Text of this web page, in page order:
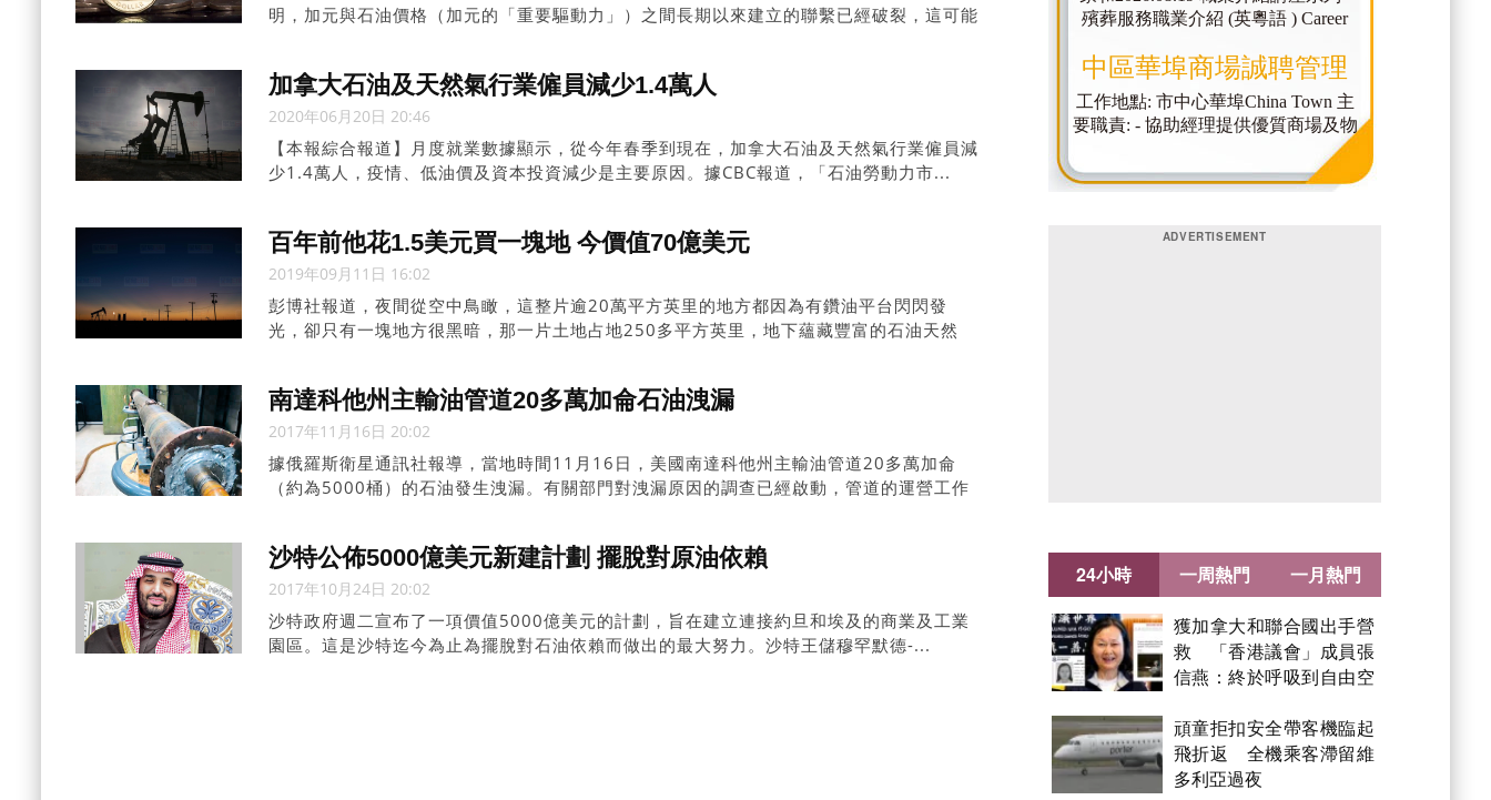
明，加元與石油價格（加元的「重要驅動力」）之間長期以來建立的聯繫已經破裂，這可能
加拿大石油及天然氣行業僱員減少1.4萬人
2020年06月20日 20:46
【本報綜合報道】月度就業數據顯示，從今年春季到現在，加拿大石油及天然氣行業僱員減
少1.4萬人，疫情、低油價及資本投資減少是主要原因。據CBC報道，「石油勞動力市...
百年前他花1.5美元買一塊地 今價值70億美元
2019年09月11日 16:02
彭博社報道，夜間從空中鳥瞰，這整片逾20萬平方英里的地方都因為有鑽油平台閃閃發
光，卻只有一塊地方很黑暗，那一片土地占地250多平方英里，地下蘊藏豐富的石油天然
南達科他州主輸油管道20多萬加侖石油洩漏
2017年11月16日 20:02
據俄羅斯衛星通訊社報導，當地時間11月16日，美國南達科他州主輸油管道20多萬加侖
（約為5000桶）的石油發生洩漏。有關部門對洩漏原因的調查已經啟動，管道的運營工作
沙特公佈5000億美元新建計劃 擺脫對原油依賴
2017年10月24日 20:02
沙特政府週二宣布了一項價值5000億美元的計劃，旨在建立連接約旦和埃及的商業及工業
園區。這是沙特迄今為止為擺脫對石油依賴而做出的最大努力。沙特王儲穆罕默德-...
24小時
獲加拿大和聯合國出手營
救 「香港議會」成員張
信燕：終於呼吸到自由空
頑童拒扣安全帶客機臨起
飛折返 全機乘客滯留維
多利亞過夜
一周熱門 一月熱門